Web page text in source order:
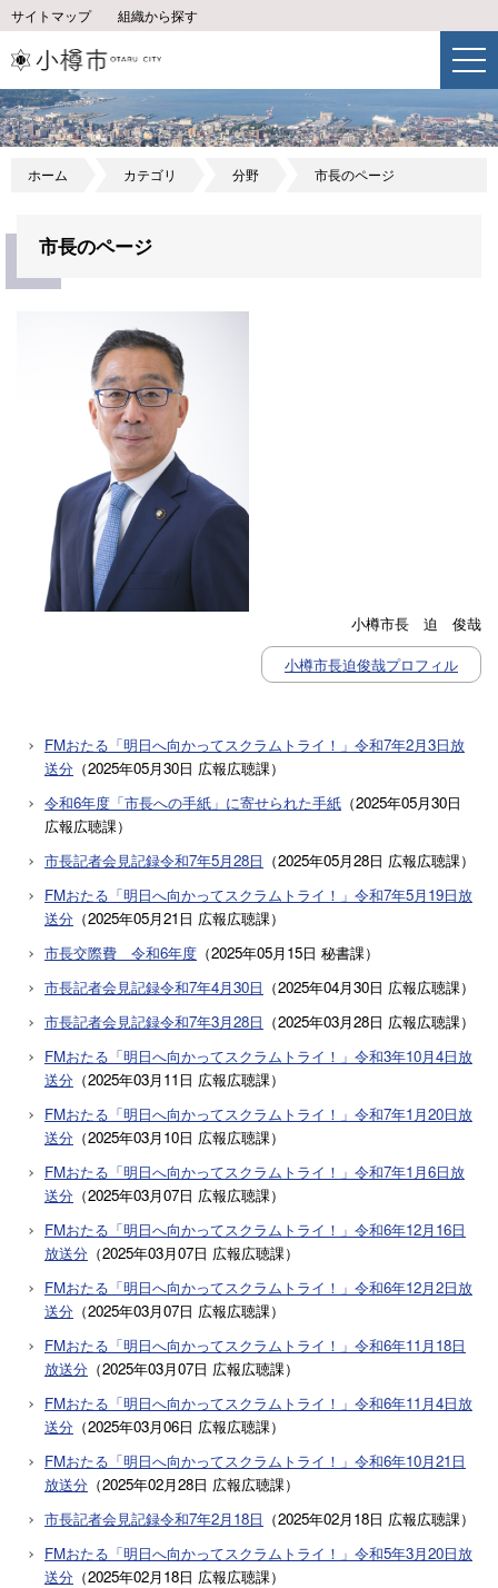
サイトマップ 組織から探す
ホーム カテゴリ 分野 市長のページ
市長のページ
小樽市長 迫 俊哉
小樽市長迫俊哉プロフィル
FMおたる「明日へ向かってスクラムトライ！」令和7年2月3日放
送分 （2025年05月30日 広報広聴課）
令和6年度「市長への手紙」に寄せられた手紙 （2025年05月30日
広報広聴課）
市長記者会見記録令和7年5月28日 （2025年05月28日 広報広聴課）
FMおたる「明日へ向かってスクラムトライ！」令和7年5月19日放
送分 （2025年05月21日 広報広聴課）
市長交際費 令和6年度 （2025年05月15日 秘書課）
市長記者会見記録令和7年4月30日 （2025年04月30日 広報広聴課）
市長記者会見記録令和7年3月28日 （2025年03月28日 広報広聴課）
FMおたる「明日へ向かってスクラムトライ！」令和3年10月4日放
送分 （2025年03月11日 広報広聴課）
FMおたる「明日へ向かってスクラムトライ！」令和7年1月20日放
送分 （2025年03月10日 広報広聴課）
FMおたる「明日へ向かってスクラムトライ！」令和7年1月6日放
送分 （2025年03月07日 広報広聴課）
FMおたる「明日へ向かってスクラムトライ！」令和6年12月16日
放送分 （2025年03月07日 広報広聴課）
FMおたる「明日へ向かってスクラムトライ！」令和6年12月2日放
送分 （2025年03月07日 広報広聴課）
FMおたる「明日へ向かってスクラムトライ！」令和6年11月18日
放送分 （2025年03月07日 広報広聴課）
FMおたる「明日へ向かってスクラムトライ！」令和6年11月4日放
送分 （2025年03月06日 広報広聴課）
FMおたる「明日へ向かってスクラムトライ！」令和6年10月21日
放送分 （2025年02月28日 広報広聴課）
市長記者会見記録令和7年2月18日 （2025年02月18日 広報広聴課）
FMおたる「明日へ向かってスクラムトライ！」令和5年3月20日放
送分 （2025年02月18日 広報広聴課）